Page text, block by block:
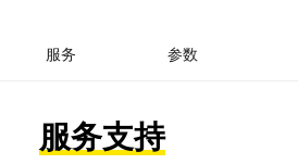
服务 参数
服务支持